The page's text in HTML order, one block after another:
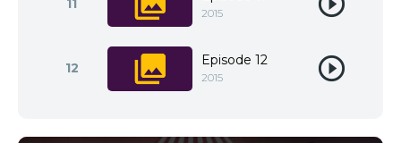
11
2015
12 Episode 12
2015